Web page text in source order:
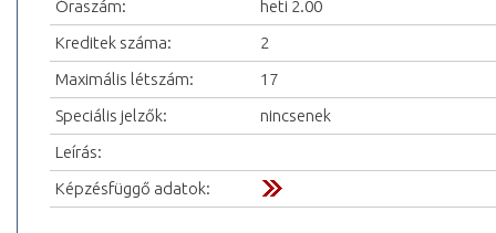
Óraszám:
heti 2.00
Kreditek száma:
2
Maximális létszám:
17
Speciális jelzők:
nincsenek
Leírás:
Képzésfüggő adatok: